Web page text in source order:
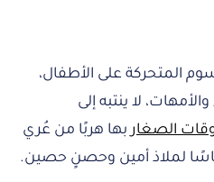
المتحركة على الأطفال،
لا ينتبه إلى
الصغار بها هربًا من عُري
لملاذ أمين وحصنٍ حصين.